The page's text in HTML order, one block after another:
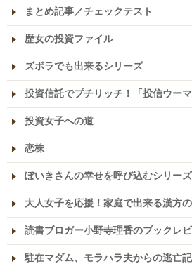
まとめ記事／チェックテスト
歴女の投資ファイル
ズボラでも出来るシリーズ
投資信託でプチリッチ！「投信ウーマ
投資女子への道
恋株
ぽいきさんの幸せを呼び込むシリーズ
大人女子を応援！家庭で出来る漢方
読書ブロガー小野寺理香のブックレ
駐在マダム、モラハラ夫からの逃亡記